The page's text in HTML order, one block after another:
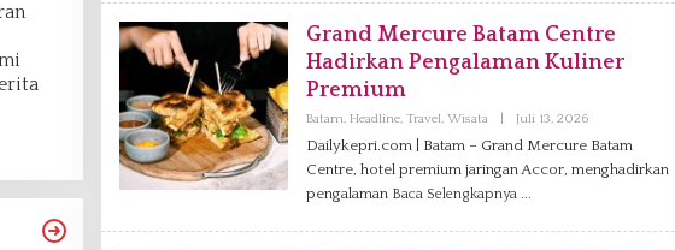
G
Grand Mercure Batam Centre
Hadirkan Pengalaman Kuliner
Premium
Batam, Headline, Travel , Wisata Juli 13, 2026O
E
H
Dailykepri.com | Batam – Grand Mercure Batam
Centre, hotel premium jaringan Accor, menghadirkan
pengalaman Baca Selengkapnya